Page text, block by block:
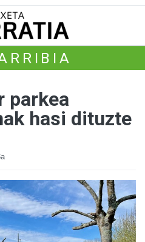
parkea
hasi dituzte